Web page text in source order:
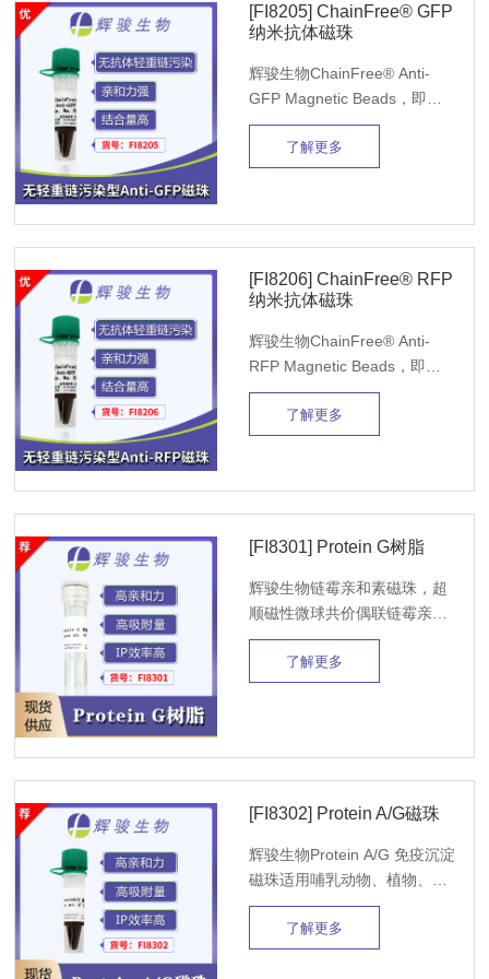
高，20ul即可完成一次IP实
验。
[FI8205] ChainFree® GFP
纳米抗体磁珠
辉骏生物ChainFree® Anti-
GFP Magnetic Beads，即
Anti-GFP磁珠、GFP抗体磁
珠，可特异性地与哺乳动物、
植物、细菌等中的GFP或
了解更多
[FI8206] ChainFree® RFP
纳米抗体磁珠
辉骏生物ChainFree® Anti-
RFP Magnetic Beads，即
Anti-RFP磁珠、mCherry抗体
磁珠，可以避免IP过程的抗体
轻重链污染，该磁珠亲和力
IP实验。
了解更多
[FI8301] Protein G树脂
辉骏生物链霉亲和素磁珠，超
顺磁性微球共价偶联链霉亲和
素，依托SA-Biotin强结合捕获
生物素化蛋白、核酸、抗体；
粒径均一、低非特异吸附、稳
淀、IP-MS质谱实验。
了解更多
[FI8302] Protein A/G磁珠
辉骏生物Protein A/G 免疫沉淀
磁珠适用哺乳动物、植物、细
菌、酵母、昆虫等多种生物的
细胞或组织裂解液、细胞分泌
液上清、血清、动物腹水以及
了解更多